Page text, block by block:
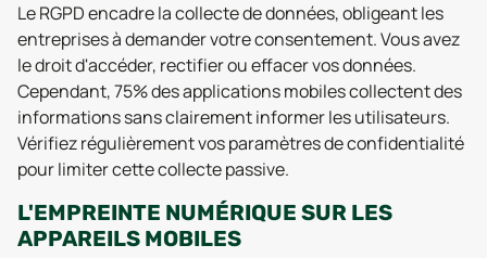
Le RGPD encadre la collecte de données, obligeant les
entreprises à demander votre consentement. Vous avez
le droit d'accéder, rectifier ou effacer vos données.
Cependant, 75% des applications mobiles collectent des
informations sans clairement informer les utilisateurs.
Vérifiez régulièrement vos paramètres de confidentialité
pour limiter cette collecte passive.
L'EMPREINTE NUMÉRIQUE SUR LES
APPAREILS MOBILES